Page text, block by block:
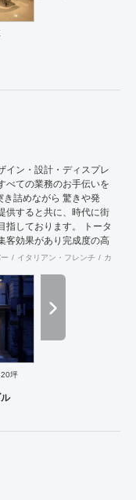
イン・設計・ディスプレ
べての業務のお手伝いを
き詰めながら 驚きや発
供すると共に、時代に街
指しております。 トータ
客効果があり完成度の高
て、販売方法についてま
相談ください。
イタリアン・フレンチ カフェ
20坪